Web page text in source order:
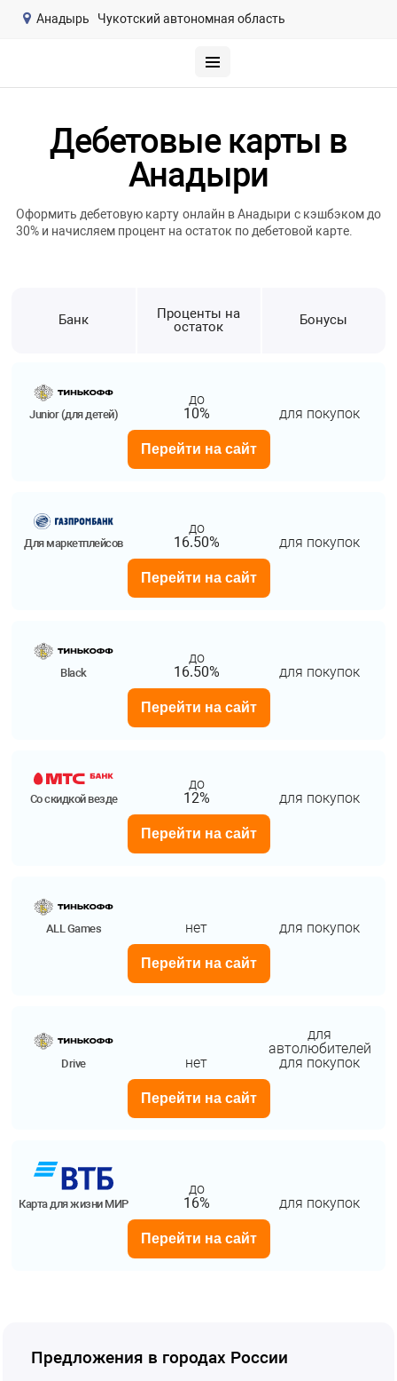
Анадырь Чукотский автономная область
Дебетовые карты в
Анадыри
Оформить дебетовую карту онлайн в Анадыри с кэшбэком до
30% и начисляем процент на остаток по дебетовой карте.
Банк
Проценты на
остаток
Бонусы
Junior (для детей)
до
10%
для покупок
Перейти на сайт
Для маркетплейсов
до
16.50%
для покупок
Перейти на сайт
Black
до
16.50%
для покупок
Перейти на сайт
Со скидкой везде
до
12%
для покупок
Перейти на сайт
ALL Games нет для покупок
Перейти на сайт
Drive нет
для
автолюбителей
для покупок
Перейти на сайт
Карта для жизни МИР
до
16%
для покупок
Перейти на сайт
Предложения в городах России